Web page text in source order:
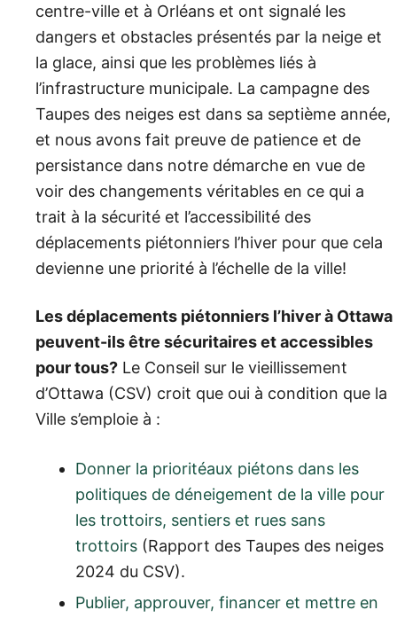
centre-ville et à Orléans et ont signalé les
dangers et obstacles présentés par la neige et
la glace, ainsi que les problèmes liés à
l’infrastructure municipale. La campagne des
Taupes des neiges est dans sa septième année,
et nous avons fait preuve de patience et de
persistance dans notre démarche en vue de
voir des changements véritables en ce qui a
trait à la sécurité et l’accessibilité des
déplacements piétonniers l’hiver pour que cela
devienne une priorité à l’échelle de la ville!
Les déplacements piétonniers l’hiver à Ottawa
peuvent-ils être sécuritaires et accessibles
pour tous? Le Conseil sur le vieillissement
d’Ottawa (CSV) croit que oui à condition que la
Ville s’emploie à :
Donner la prioritéaux piétons dans les
politiques de déneigement de la ville pour
les trottoirs, sentiers et rues sans
trottoirs (Rapport des Taupes des neiges
2024 du CSV).
Publier, approuver, financer et mettre en